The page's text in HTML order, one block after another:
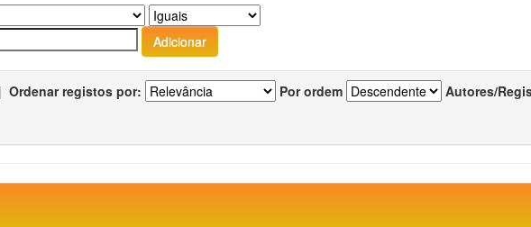
| Ordenar registos por: Por ordem Autores/